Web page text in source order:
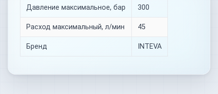
Давление максимальное, бар 300
Расход максимальный, л/мин 45
Бренд INTEVA